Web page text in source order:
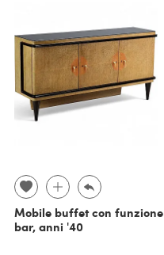
Mobile buffet con funzione
bar, anni '40